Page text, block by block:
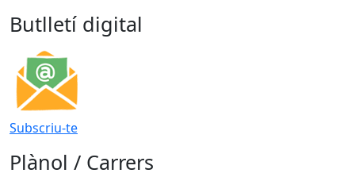
Butlletí digital
Subscriu-te
Plànol / Carrers